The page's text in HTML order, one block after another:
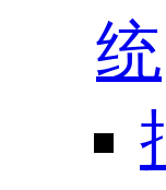
统